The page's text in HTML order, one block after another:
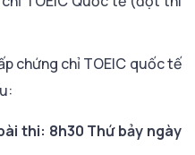
chứng chỉ TOEIC quốc tế
thi: 8h30 Thứ bảy ngày